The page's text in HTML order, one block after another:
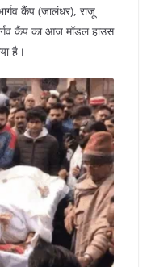
कैंप (जालंधर), राजू
कैंप का आज मॉडल हाउस
है।